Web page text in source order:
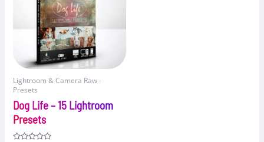
Lightroom & Camera Raw -
Presets
Dog Life – 15 Lightroom
Presets